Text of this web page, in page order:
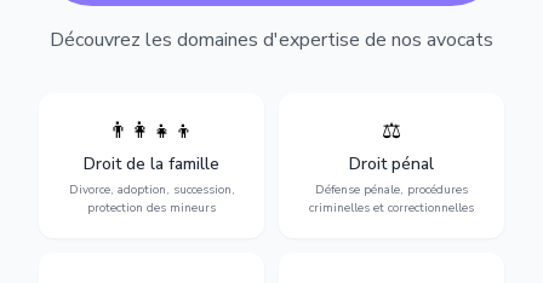
Découvrez les domaines d'expertise de nos avocats
👨‍👩‍👧‍👦
Droit de la famille
Divorce, adoption, succession,
protection des mineurs
Divorce, garde d'enfants,
adoption, succession et
protection des personnes
vulnérables.
⚖️
Droit pénal
Défense pénale, procédures
criminelles et correctionnelles
Expertise en matière pénale,
vue jusqu'au procès, pour
toute affaire correctionnelle
ou criminelle.